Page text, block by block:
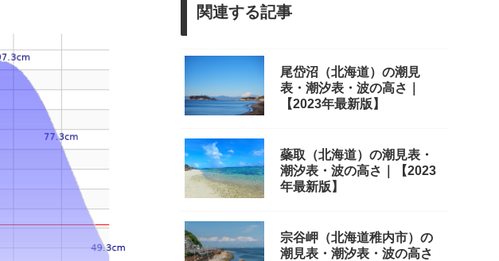
関連する記事
尾岱沼（北海道）の潮見
表・潮汐表・波の高さ｜
【2023年最新版】
蘂取（北海道）の潮見表・
潮汐表・波の高さ｜【2023
年最新版】
宗谷岬（北海道稚内市）の
潮見表・潮汐表・波の高さ